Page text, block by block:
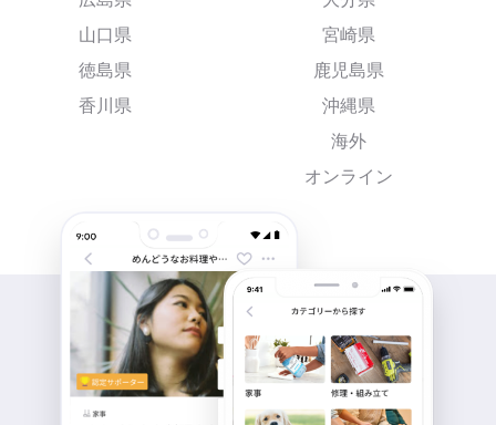
山口県
徳島県
香川県
宮崎県
鹿児島県
沖縄県
海外
オンライン